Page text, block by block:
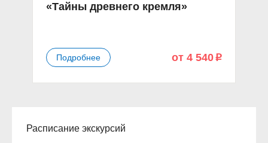
«Тайны древнего кремля»
Подробнее от 4 540 p
Расписание экскурсий